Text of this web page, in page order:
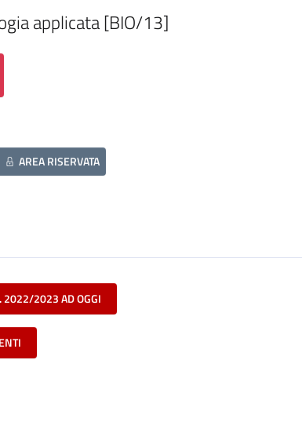
applicata [BIO/13]
AREA RISERVATA
2022/2023 AD OGGI